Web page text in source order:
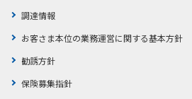
調達情報
お客さま本位の業務運営に関する基本方針
勧誘方針
保険募集指針